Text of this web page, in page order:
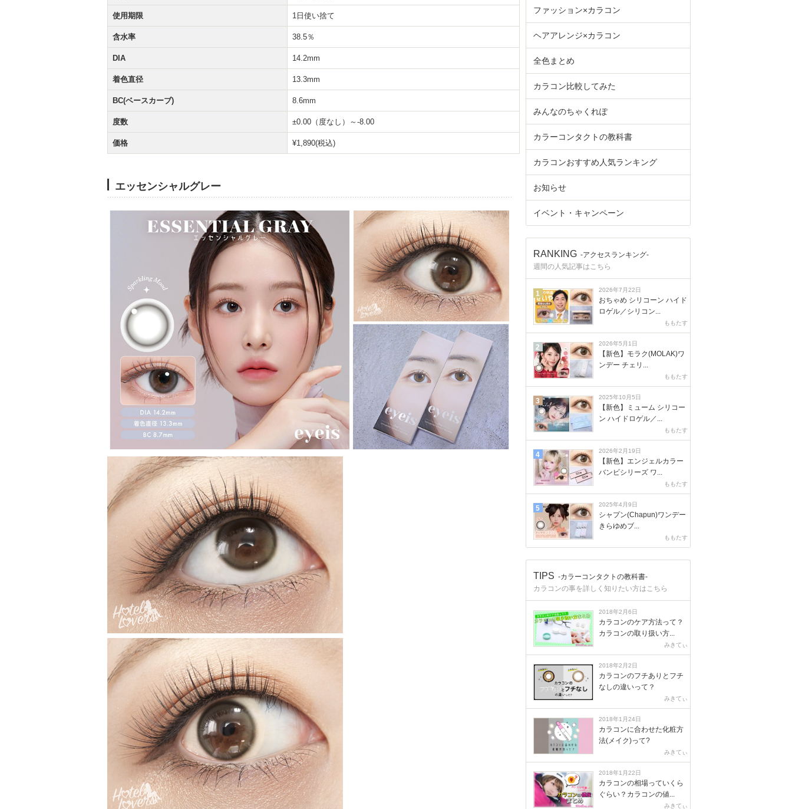
使用期限 1日使い捨て
含水率 38.5％
DIA 14.2mm
着色直径 13.3mm
BC(ベースカーブ) 8.6mm
度数 ±0.00（度なし）～-8.00
価格 ¥1,890(税込)
エッセンシャルグレー
ファッション×カラコン
ヘアアレンジ×カラコン
全色まとめ
カラコン比較してみた
みんなのちゃくれぽ
カラーコンタクトの教科書
カラコンおすすめ人気ランキング
お知らせ
イベント・キャンペーン
RANKING -アクセスランキング-
週間の人気記事はこちら
1 2026年7月22日
おちゃめ シリコーン ハイド
ロゲル／シリコン...
ももたす
2 2026年5月1日
【新色】モラク(MOLAK)ワ
ンデー チェリ...
ももたす
3 2025年10月5日
【新色】ミューム シリコー
ン ハイドロゲル／...
ももたす
4 2026年2月19日
【新色】エンジェルカラー
バンビシリーズ ワ...
ももたす
5 2025年4月9日
シャプン(Chapun)ワンデー
きらゆめブ...
ももたす
TIPS -カラーコンタクトの教科書-
カラコンの事を詳しく知りたい方はこちら
2018年2月6日
カラコンのケア方法って？
カラコンの取り扱い方...
みきてぃ
2018年2月2日
カラコンのフチありとフチ
なしの違いって？
みきてぃ
2018年1月24日
カラコンに合わせた化粧方
法(メイク)って?
みきてぃ
2018年1月22日
カラコンの相場っていくら
ぐらい？カラコンの値...
みきてぃ